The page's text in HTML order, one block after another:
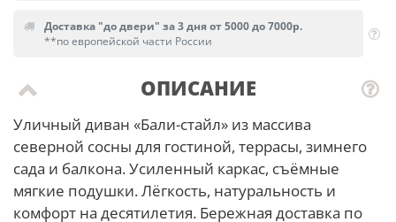
Доставка "до двери" за 3 дня от 5000 до 7000р.
**по европейской части России
ОПИСАНИЕ
Уличный диван «Бали-стайл» из массива
северной сосны для гостиной, террасы, зимнего
сада и балкона. Усиленный каркас, съёмные
мягкие подушки. Лёгкость, натуральность и
комфорт на десятилетия. Бережная доставка по